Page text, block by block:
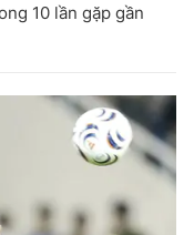
10 lần gặp gần